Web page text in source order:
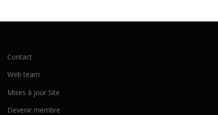
Contact
Web team
Mises à jour Site
Devenir membre